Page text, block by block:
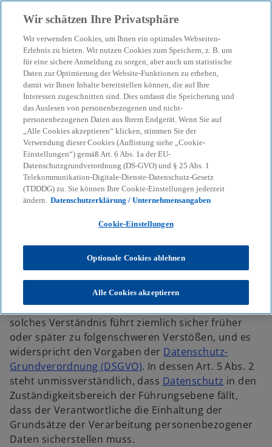
menu search
Datenschutz als
Managementaufgabe
20-05-2023
Share
w
i
r
d
i
n
e
e
R
e
s
e
r
a
r
t
g
ö
f
e
w
i
r
d
i
n
e
e
r
e
e
R
e
g
i
s
e
r
a
t
e
g
ö
f
n
e
w
i
r
d
i
n
e
e
r
e
e
R
e
i
s
e
r
a
t
e
g
ö
f
n
e
Daten & Technologie
Datenschutz als Managementaufgabe
Noch immer betrachten viele Führungskräfte die
Umsetzung datenschutzrechtlicher Vorgaben als
lästige Pflicht, für deren Erfüllung – ausschließlich –
der Datenschutzbeauftragte zuständig ist. Ein
solches Verständnis führt ziemlich sicher früher
oder später zu folgenschweren Verstößen, und es
widerspricht den Vorgaben der Datenschutz-
Grundverordnung (DSGVO). In dessen Art. 5 Abs. 2
steht unmissverständlich, dass Datenschutz w
i
d
in den
Zuständigkeitsbereich der Führungsebene fällt,
dass der Verantwortliche die Einhaltung der
Grundsätze der Verarbeitung personenbezogener
Daten sicherstellen muss.
Wir schätzen Ihre Privatsphäre
Wir verwenden Cookies, um Ihnen ein optimales Webseiten-
Erlebnis zu bieten. Wir nutzen Cookies zum Speichern, z. B. um
für eine sichere Anmeldung zu sorgen, aber auch um statistische
Daten zur Optimierung der Website-Funktionen zu erheben,
damit wir Ihnen Inhalte bereitstellen können, die auf Ihre
Interessen zugeschnitten sind. Dies umfasst die Speicherung und
das Auslesen von personenbezogenen und nicht-
personenbezogenen Daten aus Ihrem Endgerät. Wenn Sie auf
„Alle Cookies akzeptieren“ klicken, stimmen Sie der
Verwendung dieser Cookies (Auflistung siehe „Cookie-
Einstellungen“) gemäß Art. 6 Abs. 1a der EU-
Datenschutzgrundverordnung (DS-GVO) und § 25 Abs. 1
Telekommunikation-Digitale-Dienste-Datenschutz-Gesetz
(TDDDG) zu. Sie können Ihre Cookie-Einstellungen jederzeit
ändern. Datenschutzerklärung / Unternehmensangaben
Cookie-Einstellungen
Optionale Cookies ablehnen
Alle Cookies akzeptieren